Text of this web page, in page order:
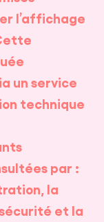
l’affichage
un service
technique
par :
la
et la